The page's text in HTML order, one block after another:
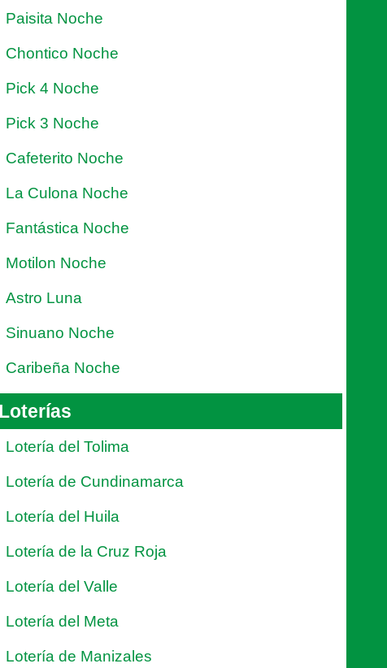
Paisita Noche
Chontico Noche
Pick 4 Noche
Pick 3 Noche
Cafeterito Noche
La Culona Noche
Fantástica Noche
Motilon Noche
Astro Luna
Sinuano Noche
Caribeña Noche
Loterías
Lotería del Tolima
Lotería de Cundinamarca
Lotería del Huila
Lotería de la Cruz Roja
Lotería del Valle
Lotería del Meta
Lotería de Manizales